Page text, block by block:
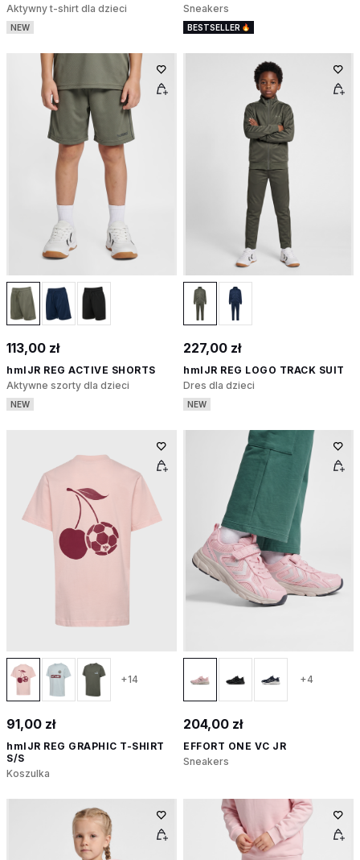
Aktywny t-shirt dla dzieci
NEW
Sneakers
BESTSELLER
113,00 zł
hmlJR REG ACTIVE SHORTS
Aktywne szorty dla dzieci
NEW
227,00 zł
hmlJR REG LOGO TRACK SUIT
Dres dla dzieci
NEW
+14
91,00 zł
hmlJR REG GRAPHIC T-SHIRT
S/S
Koszulka
+4
204,00 zł
EFFORT ONE VC JR
Sneakers